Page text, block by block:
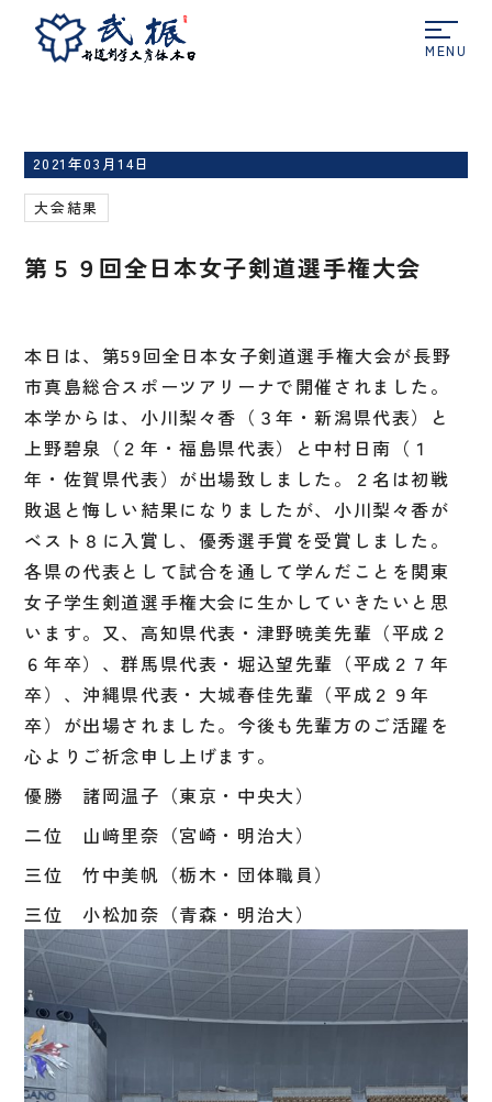
ホーム 大会結果
大会
2021年03月14日
大会結果
第５９回全日本女子剣道選手権大会
本日は、第59回全日本女子剣道選手権大会が長野
市真島総合スポーツアリーナで開催されました。
本学からは、小川梨々香（３年・新潟県代表）と
上野碧泉（２年・福島県代表）と中村日南（１
年・佐賀県代表）が出場致しました。２名は初戦
敗退と悔しい結果になりましたが、小川梨々香が
ベスト８に入賞し、優秀選手賞を受賞しました。
各県の代表として試合を通して学んだことを関東
女子学生剣道選手権大会に生かしていきたいと思
います。又、高知県代表・津野暁美先輩（平成２
６年卒）、群馬県代表・堀込望先輩（平成２７年
卒）、沖縄県代表・大城春佳先輩（平成２９年
卒）が出場されました。今後も先輩方のご活躍を
心よりご祈念申し上げます。
優勝 諸岡温子（東京・中央大）
二位 山﨑里奈（宮崎・明治大）
三位 竹中美帆（栃木・団体職員）
三位 小松加奈（青森・明治大）